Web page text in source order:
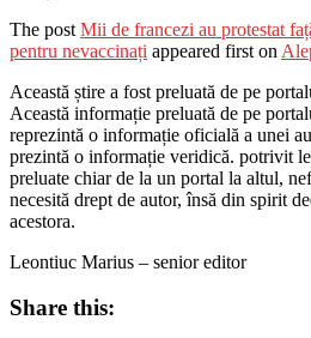
The post Mii de francezi au protestat
pentru nevaccinați appeared first on
Această știre a fost preluată de pe
Această informație preluată de pe
reprezintă o informație oficială a unei
prezintă o informație veridică. potrivit
preluate chiar de la un portal la altul,
necesită drept de autor, însă din spirit
acestora.
Leontiuc Marius – senior editor
Share this: